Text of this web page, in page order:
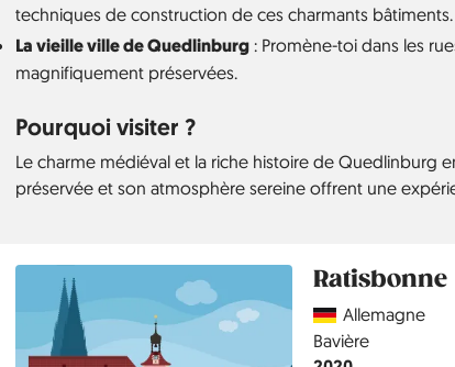
techniques de construction de ces charmants bâtiments.
La vieille ville de Quedlinburg: Promène-toi dans les
magnifiquement préservées.
Pourquoi visiter ?
Le charme médiéval et la riche histoire de Quedlinburg
préservée et son atmosphère sereine offrent une
Ratisbonne
CountryAllemagne
Région
Bavière